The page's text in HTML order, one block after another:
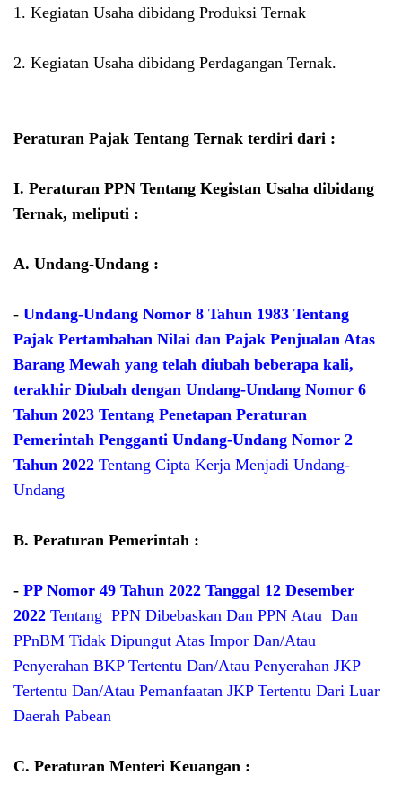
1. Kegiatan Usaha dibidang Produksi Ternak
2. Kegiatan Usaha dibidang Perdagangan Ternak.
Peraturan Pajak Tentang Ternak terdiri dari :
I. Peraturan PPN Tentang Kegistan Usaha dibidang
Ternak, meliputi :
A. Undang-Undang :
- Undang-Undang Nomor 8 Tahun 1983 Tentang
Pajak Pertambahan Nilai dan Pajak Penjualan Atas
Barang Mewah yang telah diubah beberapa kali,
terakhir Diubah dengan Undang-Undang Nomor 6
Tahun 2023 Tentang Penetapan Peraturan
Pemerintah Pengganti Undang-Undang Nomor 2
Tahun 2022 Tentang Cipta Kerja Menjadi Undang-
Undang
B. Peraturan Pemerintah :
- PP Nomor 49 Tahun 2022 Tanggal 12 Desember
2022 Tentang PPN Dibebaskan Dan PPN Atau Dan
PPnBM Tidak Dipungut Atas Impor Dan/Atau
Penyerahan BKP Tertentu Dan/Atau Penyerahan JKP
Tertentu Dan/Atau Pemanfaatan JKP Tertentu Dari Luar
Daerah Pabean
C. Peraturan Menteri Keuangan :